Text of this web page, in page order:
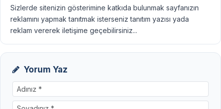
Sizlerde sitenizin gösterimine katkıda bulunmak sayfanızın
reklamını yapmak tanıtmak isterseniz tanıtım yazısı yada
reklam vererek iletişime geçebilirsiniz...
Yorum Yaz